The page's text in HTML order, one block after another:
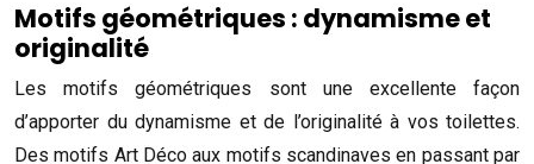
Motifs géométriques : dynamisme et
originalité
Les motifs géométriques sont une excellente façon
d’apporter du dynamisme et de l’originalité à vos toilettes.
Des motifs Art Déco aux motifs scandinaves en passant par